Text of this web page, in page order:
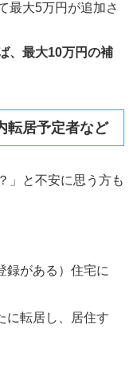
最大5万円が追加さ
、最大10万円の補
転居予定者など
」と不安に思う方も
録がある）住宅に
に転居し、居住す